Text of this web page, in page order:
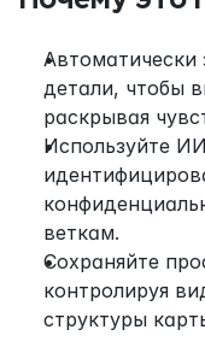
детали, чтобы
раскрывая
Используйте
веткам.
Сохраняйте
контролируя
структуры